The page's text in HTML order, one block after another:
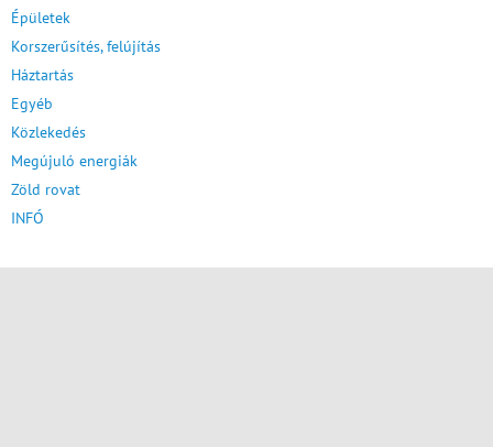
Épületek
Korszerűsítés, felújítás
Háztartás
Egyéb
Közlekedés
Megújuló energiák
Zöld rovat
INFÓ